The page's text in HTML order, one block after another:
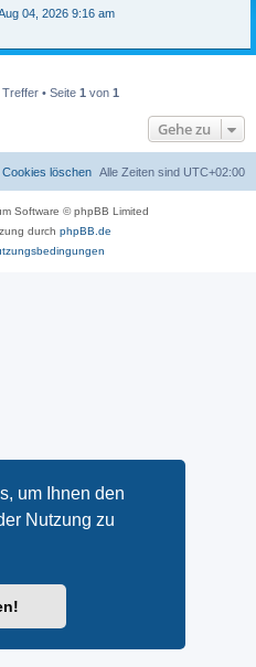
um Ihnen den
Nutzung zu
04, 2026 9:16 am
• Seite 1 von 1
Gehe zu
Alle Zeiten sind UTC+02:00
Cookies löschen
Software © phpBB Limited
durch phpBB.de